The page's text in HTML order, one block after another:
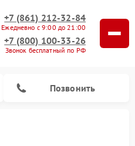
+7 (861) 212-32-84
Ежедневно с 9:00 до 21:00
+7 (800) 100-33-26
Звонок бесплатный по РФ
Позвонить